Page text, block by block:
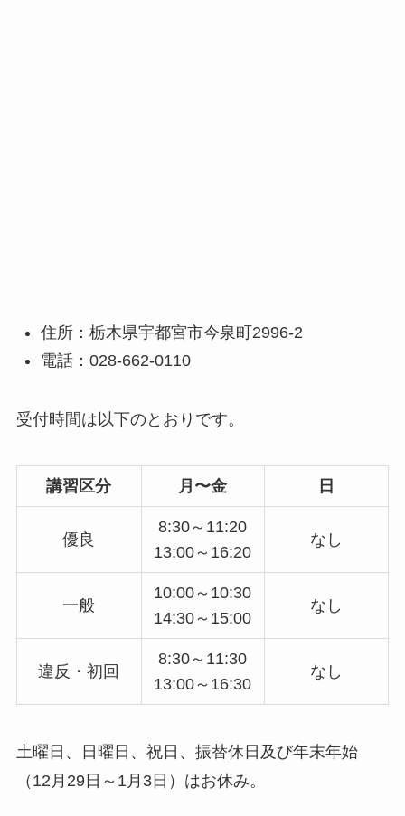
住所：栃木県宇都宮市今泉町2996-2
電話：028-662-0110
受付時間は以下のとおりです。
講習区分 月〜金 日
優良
8:30～11:20
13:00～16:20
なし
一般
10:00～10:30
14:30～15:00
なし
違反・初回
8:30～11:30
13:00～16:30
なし
土曜日、日曜日、祝日、振替休日及び年末年始
（12月29日～1月3日）はお休み。